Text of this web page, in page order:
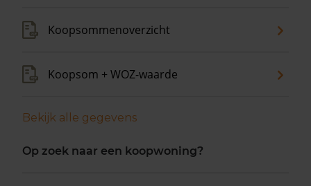
Koopsommenoverzicht
Koopsom + WOZ-waarde
Bekijk alle gegevens
Op zoek naar een koopwoning?